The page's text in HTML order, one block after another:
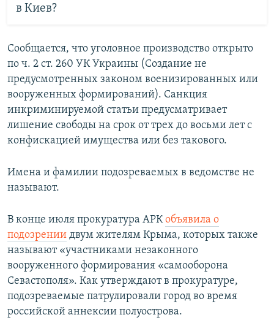
в Киев?
Сообщается, что уголовное производство открыто
по ч. 2 ст. 260 УК Украины (Создание не
предусмотренных законом военизированных или
вооруженных формирований). Санкция
инкриминируемой статьи предусматривает
лишение свободы на срок от трех до восьми лет с
конфискацией имущества или без такового.
Имена и фамилии подозреваемых в ведомстве не
называют.
В конце июля прокуратура АРКобъявила о
подозрении двум жителям Крыма, которых также
называют «участниками незаконного
вооруженного формирования «самооборона
Севастополя». Как утверждают в прокуратуре,
подозреваемые патрулировали город во время
российской аннексии полуострова.